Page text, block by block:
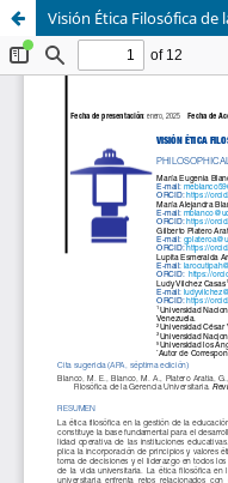
Visión Ética Filosófica de